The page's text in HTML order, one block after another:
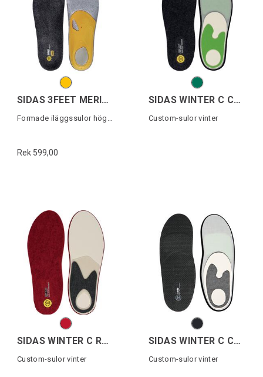
SIDAS 3FEET MERINO HIGH
Formade iläggssulor högt fotvalv
Rek 599,00
SIDAS WINTER C COMFORT MERINO
Custom-sulor vinter
SIDAS WINTER C RACE MERINO
Custom-sulor vinter
SIDAS WINTER C COMFORT
Custom-sulor vinter